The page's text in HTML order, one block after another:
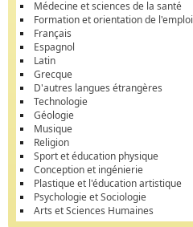
Médecine et sciences de la santé
Formation et orientation de l'emploi
Français
Espagnol
Latin
Grecque
D'autres langues étrangères
Technologie
Géologie
Musique
Religion
Sport et éducation physique
Conception et ingénierie
Plastique et l'éducation artistique
Psychologie et Sociologie
Arts et Sciences Humaines